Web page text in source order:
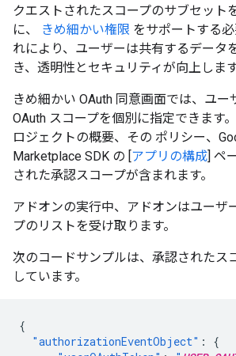
クエストされたスコープのサブセット
に、
きめ細かい権限 をサポートする
れにより、ユーザーは共有するデータ
き、透明性とセキュリティが向上します
きめ細かい OAuth 同意画面では、ユー
OAuth スコープを個別に指定できます
ロジェクトの概要、その ポリシー、
Marketplace SDK の [アプリの構成] ペ
された承認スコープが含まれます。
アドオンの実行中、アドオンはユーザ
プのリストを受け取ります。
次のコードサンプルは、承認されたス
しています。
{
"authorizationEventObject" :
{